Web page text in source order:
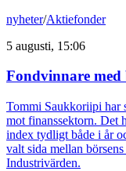
nyheter/Aktiefonder
5 augusti, 15:06
Fondvinnare
Tommi Saukkoriipi har
mot finanssektorn. Det
index tydligt både i år
valt sida mellan
Industrivärden.